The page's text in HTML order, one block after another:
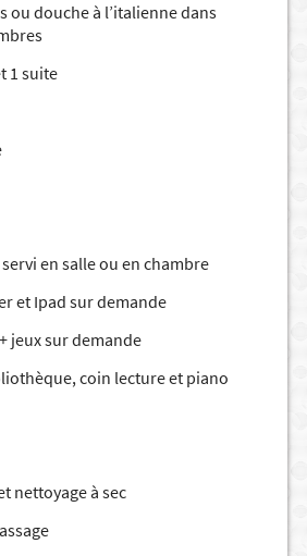
ou douche à l’italienne dans
1 suite
en salle ou en chambre
et Ipad sur demande
jeux sur demande
coin lecture et piano
nettoyage à sec